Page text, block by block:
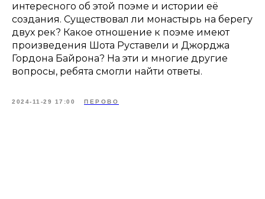
интересного об этой поэме и истории её
создания. Существовал ли монастырь на берегу
двух рек? Какое отношение к поэме имеют
произведения Шота Руставели и Джорджа
Гордона Байрона? На эти и многие другие
вопросы, ребята смогли найти ответы.
2024-11-29 17:00 ПЕРОВО